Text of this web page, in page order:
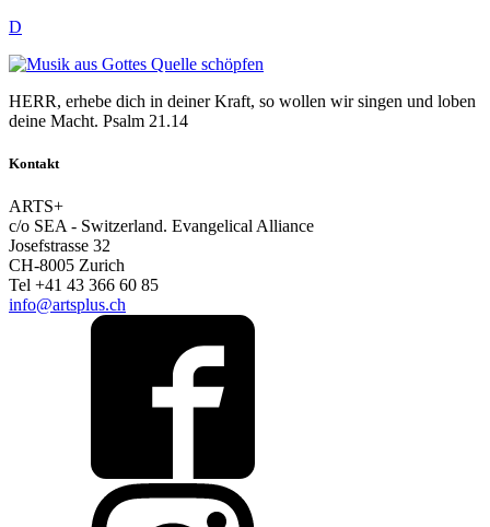
D
HERR, erhebe dich in deiner Kraft, so wollen wir singen und loben
deine Macht. Psalm 21.14
Kontakt
ARTS+
c/o SEA - Switzerland. Evangelical Alliance
Josefstrasse 32
CH-8005 Zurich
Tel +41 43 366 60 85
info@artsplus.ch